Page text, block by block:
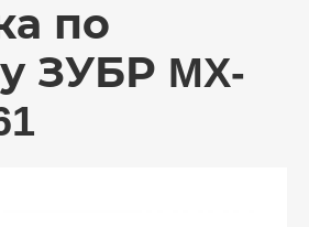
по
ЗУБР MX-